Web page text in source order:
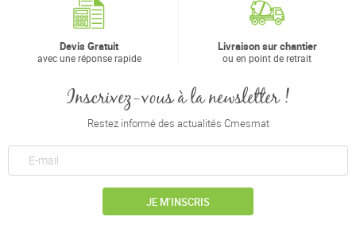
Devis Gratuit
avec une réponse rapide
Livraison sur chantier
ou en point de retrait
Inscrivez-vous à la newsletter !
Restez informé des actualités Cmesmat
JE M’INSCRIS